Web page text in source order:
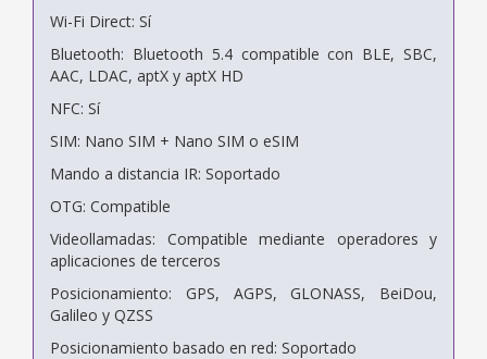
Wi-Fi Direct: Sí
Bluetooth: Bluetooth 5.4 compatible con BLE, SBC,
AAC, LDAC, aptX y aptX HD
NFC: Sí
SIM: Nano SIM + Nano SIM o eSIM
Mando a distancia IR: Soportado
OTG: Compatible
Videollamadas: Compatible mediante operadores y
aplicaciones de terceros
Posicionamiento: GPS, AGPS, GLONASS, BeiDou,
Galileo y QZSS
Posicionamiento basado en red: Soportado